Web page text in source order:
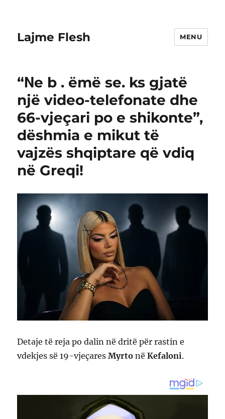
Lajme Flesh MENU
“Νe b . ëmë se. ks gjatë
një video-telefonate dhe
66-vjeçari po e shikonte”,
dëshmia e mikut të
vajzës shqiptare që vdiq
në Greqi!
Detaje të reja po dalin në dritë për rastin e
vdekjes së 19-vjeçaresMyrtonë Kefaloni.